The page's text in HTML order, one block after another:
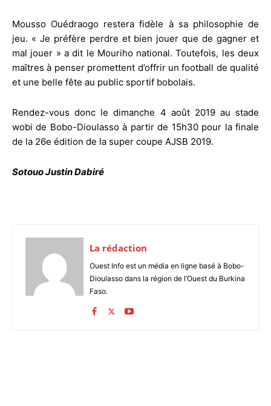
Mousso Ouédraogo restera fidèle à sa philosophie de
jeu. « Je préfère perdre et bien jouer que de gagner et
mal jouer » a dit le Mouriho national. Toutefois, les deux
maîtres à penser promettent d’offrir un football de qualité
et une belle fête au public sportif bobolais.
Rendez-vous donc le dimanche 4 août 2019 au stade
wobi de Bobo-Dioulasso à partir de 15h30 pour la finale
de la 26e édition de la super coupe AJSB 2019.
Sotouo Justin Dabiré
La rédaction
Ouest Info est un média en ligne basé à Bobo-
Dioulasso dans la région de l’Ouest du Burkina
Faso.